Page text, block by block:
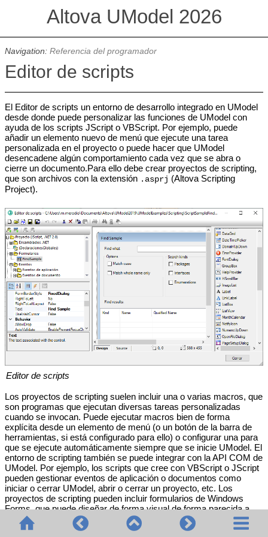
Altova UModel 2026
Navigation: Referencia del programador
Editor de scripts
El Editor de scripts un entorno de desarrollo integrado en UModel
desde donde puede personalizar las funciones de UModel con
ayuda de los scripts JScript o VBScript. Por ejemplo, puede
añadir un elemento nuevo de menú que ejecute una tarea
personalizada en el proyecto o puede hacer que UModel
desencadene algún comportamiento cada vez que se abra o
cierre un documento.Para ello debe crear proyectos de scripting,
que son archivos con la extensión .asprj (Altova Scripting
Project).
Editor de scripts
Los proyectos de scripting suelen incluir una o varias macros, que
son programas que ejecutan diversas tareas personalizadas
cuando se invocan. Puede ejecutar macros bien de forma
explícita desde un elemento de menú (o un botón de la barra de
herramientas, si está configurado para ello) o configurar una para
que se ejecute automáticamente siempre que se inicie UModel. El
entorno de scripting también se puede integrar con la API COM de
UModel. Por ejemplo, los scripts que cree con VBScript o JScript
pueden gestionar eventos de aplicación o documentos como
iniciar o cerrar UModel, abrir o cerrar un proyecto, etc. Los
proyectos de scripting pueden incluir formularios de Windows
Forms, que puede diseñar de forma visual de forma parecida a
como cuando trabaja con Visual Studio. También existen varios
comandos integrados de los que se puede ayudar para instanciar